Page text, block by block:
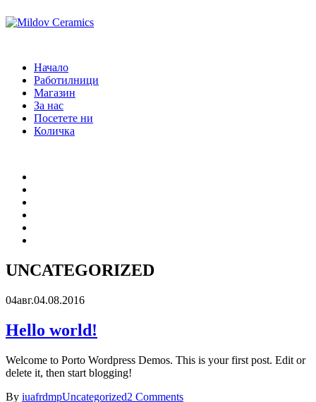
Начало
Работилници
Магазин
За нас
Посетете ни
Количка
UNCATEGORIZED
04авг.04.08.2016
Hello world!
Welcome to Porto Wordpress Demos. This is your first post. Edit or
delete it, then start blogging!
By iuafrdmpUncategorized2 Comments